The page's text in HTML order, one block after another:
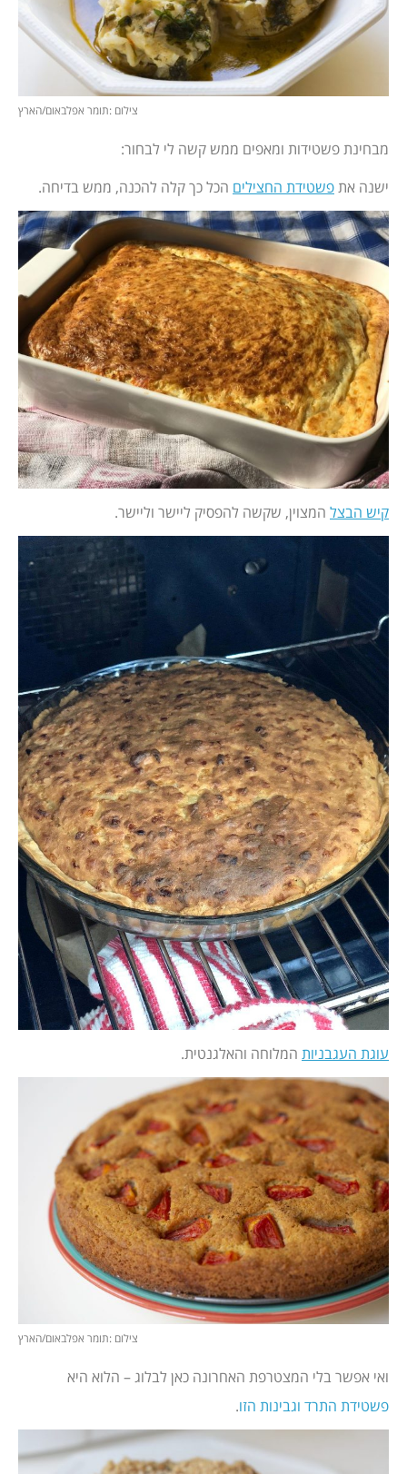
צילום :תומר אפלבאום/הארץ
מבחינת פשטידות ומאפים ממש קשה לי לבחור:
ישנה אתפשטידת החצילים הכל כך קלה להכנה, ממש בדיחה.
קיש הבצל המצוין, שקשה להפסיק ליישר וליישר.
עוגת העגבניות המלוחה והאלגנטית.
צילום :תומר אפלבאום/הארץ
ואי אפשר בלי המצטרפת האחרונה כאן לבלוג – הלוא היא
פשטידת התרד וגבינות הזו.